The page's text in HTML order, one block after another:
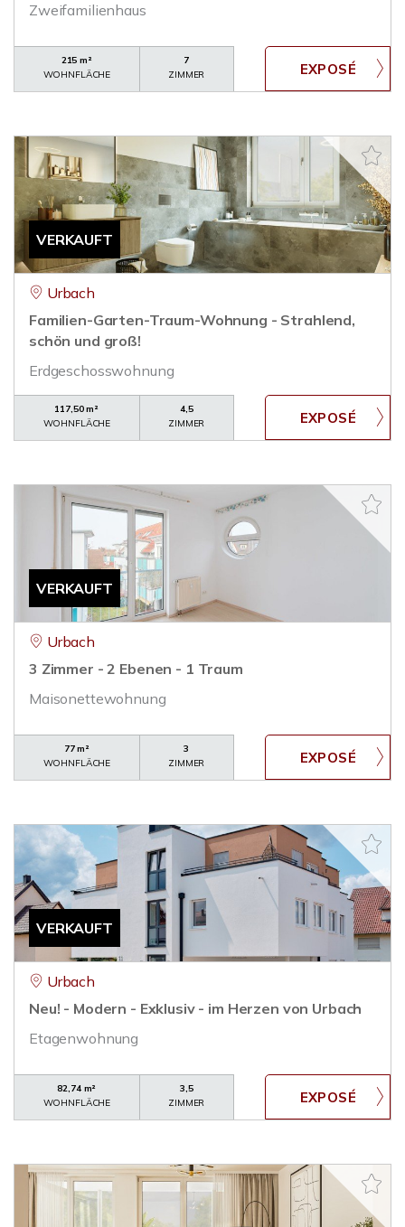
Zweifamilienhaus
215 m²
WOHNFLÄCHE
7
ZIMMER
VERKAUFT
Urbach
Familien-Garten-Traum-Wohnung - Strahlend,
schön und groß!
Erdgeschosswohnung
117,50 m²
WOHNFLÄCHE
4,5
ZIMMER
VERKAUFT
Urbach
3 Zimmer - 2 Ebenen - 1 Traum
Maisonettewohnung
77 m²
WOHNFLÄCHE
3
ZIMMER
VERKAUFT
Urbach
Neu! - Modern - Exklusiv - im Herzen von Urbach
Etagenwohnung
82,74 m²
WOHNFLÄCHE
3,5
ZIMMER